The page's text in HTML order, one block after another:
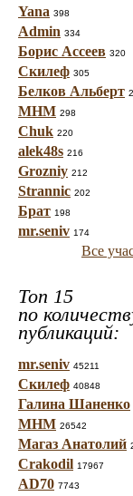
Yana 398
Admin 334
Борис Ассеев 320
Скилеф 305
Белков Альберт
МНМ 298
Chuk 220
alek48s 216
Grozniy 212
Strannic 202
Брат 198
mr.seniv 174
Все
Топ 15
по
публикаций:
mr.seniv 45211
Скилеф 40848
Галина Шаненко
МНМ 26542
Магаз Анатолий
Crakodil 17967
AD70 7743